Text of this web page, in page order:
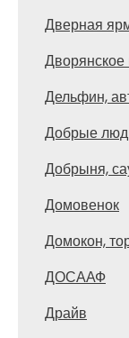
Дверная
Дворянское
Дельфин,
Добрые
Добрыня,
Домовенок
Домокон,
ДОСААФ
Драйв